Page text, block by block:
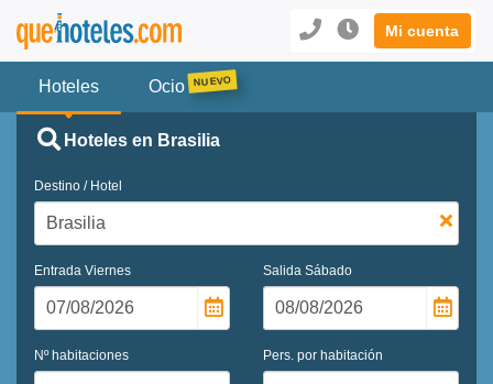
Mi cuenta
Hoteles Ocio
Hoteles en Brasilia
Destino / Hotel
Entrada Viernes Salida Sábado
Nº habitaciones Pers. por habitación